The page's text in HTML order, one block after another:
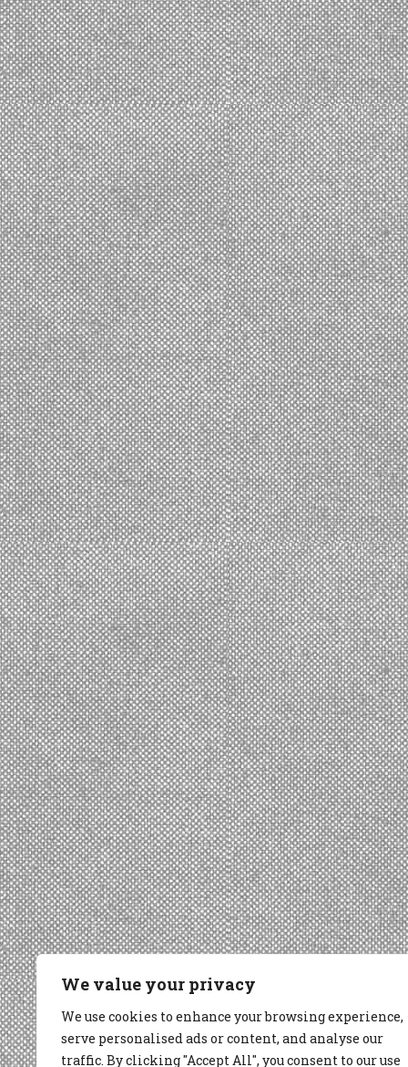
We value your privacy
We use cookies to enhance your browsing experience,
serve personalised ads or content, and analyse our
traffic. By clicking "Accept All", you consent to our use